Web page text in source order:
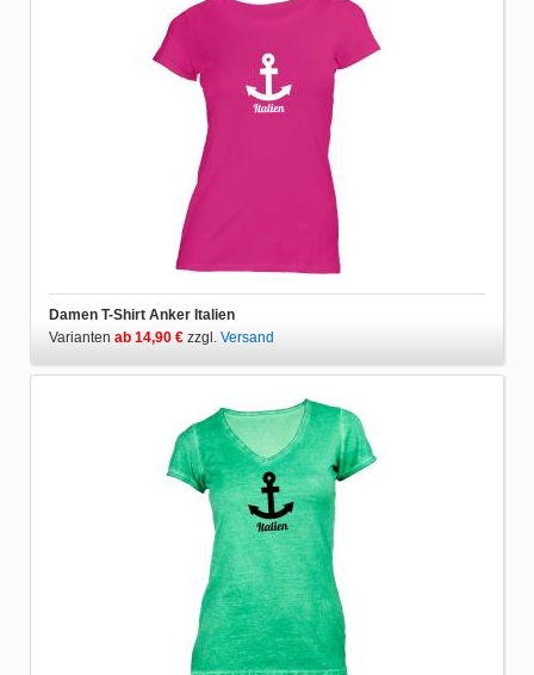
Damen T-Shirt Anker Italien
Varianten ab 14,90 € zzgl. Versand